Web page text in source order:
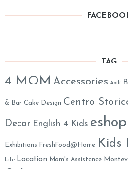
TAG
4 MOM Accessories Asili
& Bar Cake Design Centro
Decor English 4 Kids eshop
Exhibitions FreshFood@Home Kids
Life Location Mom's Assistance